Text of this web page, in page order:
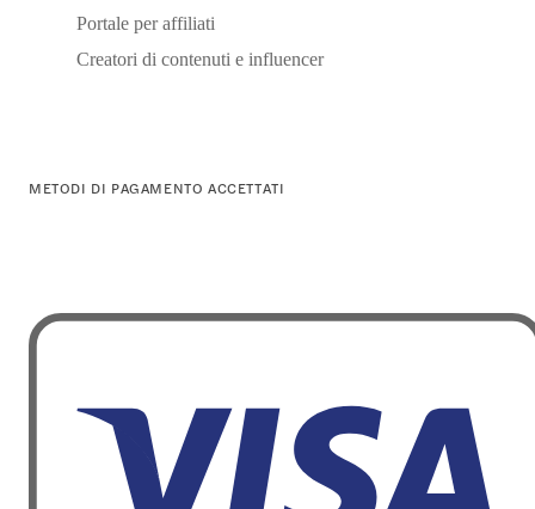
Portale per affiliati
Creatori di contenuti e influencer
METODI DI PAGAMENTO ACCETTATI